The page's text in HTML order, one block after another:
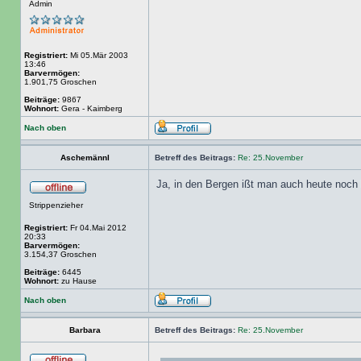
Admin
Registriert: Mi 05.Mär 2003
13:46
Barvermögen:
1.901,75 Groschen
Beiträge: 9867
Wohnort: Gera - Kaimberg
Nach oben
Aschemännl Betreff des Beitrags: Re: 25.November
Strippenzieher
Registriert: Fr 04.Mai 2012
20:33
Barvermögen:
3.154,37 Groschen
Beiträge: 6445
Wohnort: zu Hause
Ja, in den Bergen ißt man auch heute noch
Nach oben
Barbara Betreff des Beitrags: Re: 25.November